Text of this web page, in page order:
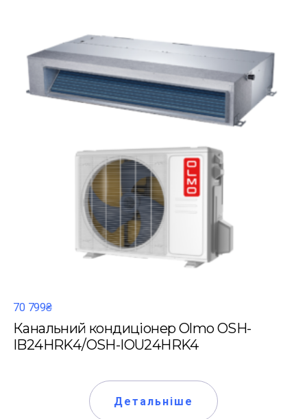
70 799₴
Канальний кондиціонер Olmo OSH-
IB24HRK4/OSH-IOU24HRK4
Детальніше